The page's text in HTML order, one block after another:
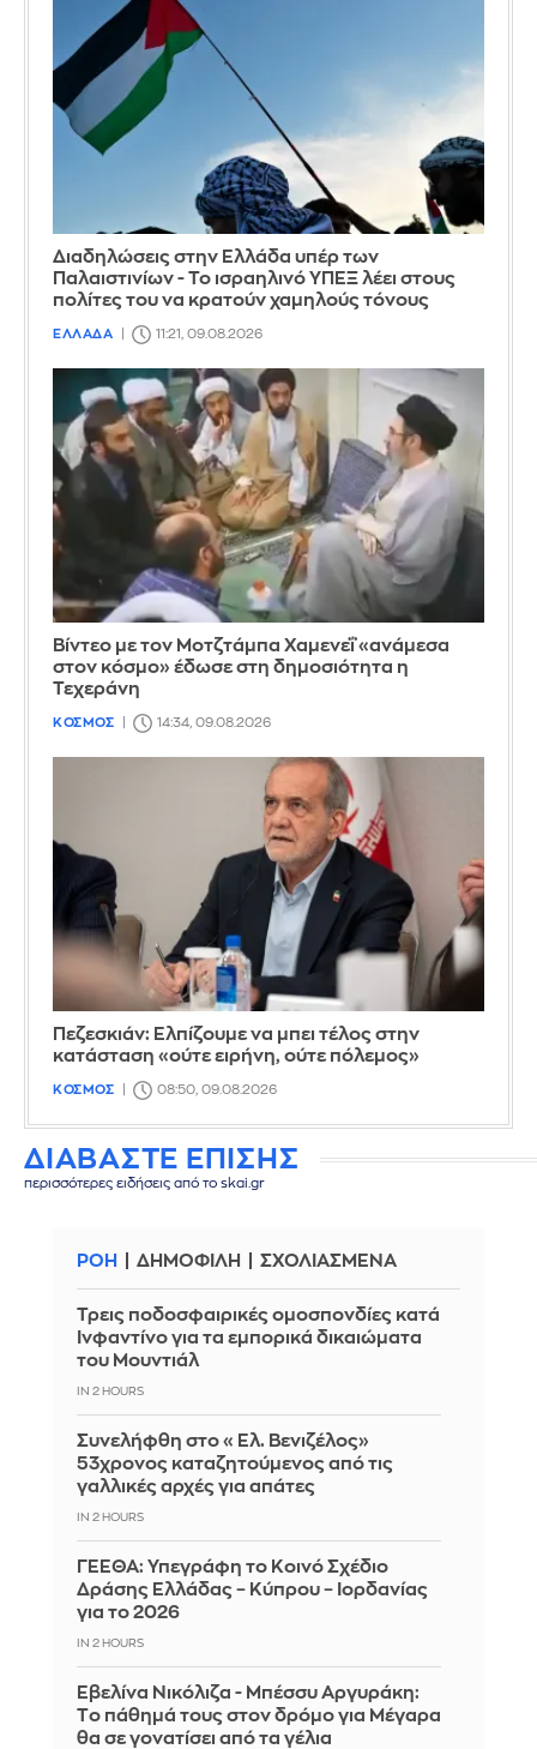
Διαδηλώσεις στην Ελλάδα υπέρ των
Παλαιστινίων - Το ισραηλινό ΥΠΕΞ λέει στους
πολίτες του να κρατούν χαμηλούς τόνους
ΕΛΛΑΔΑ 11:21, 09.08.2026
Βίντεο με τον Μοτζτάμπα Χαμενεΐ «ανάμεσα
στον κόσμο» έδωσε στη δημοσιότητα η
Τεχεράνη
ΚΟΣΜΟΣ 14:34, 09.08.2026
Πεζεσκιάν: Ελπίζουμε να μπει τέλος στην
κατάσταση «ούτε ειρήνη, ούτε πόλεμος»
ΚΟΣΜΟΣ 08:50, 09.08.2026
ΔΙΑΒΑΣΤΕ ΕΠΙΣΗΣ
περισσότερες ειδήσεις από το skai.gr
ΡΟΗ ΔΗΜΟΦΙΛΗ ΣΧΟΛΙΑΣΜΕΝΑ
Τρεις ποδοσφαιρικές ομοσπονδίες κατά
Ινφαντίνο για τα εμπορικά δικαιώματα
του Μουντιάλ
IN 2 HOURS
Συνελήφθη στο «Ελ. Βενιζέλος»
53χρονος καταζητούμενος από τις
γαλλικές αρχές για απάτες
IN 2 HOURS
ΓΕΕΘΑ: Υπεγράφη το Κοινό Σχέδιο
Δράσης Ελλάδας – Κύπρου – Ιορδανίας
για το 2026
IN 2 HOURS
Εβελίνα Νικόλιζα - Μπέσσυ Αργυράκη:
Tο πάθημά τους στον δρόμο για Μέγαρα
θα σε γονατίσει από τα γέλια